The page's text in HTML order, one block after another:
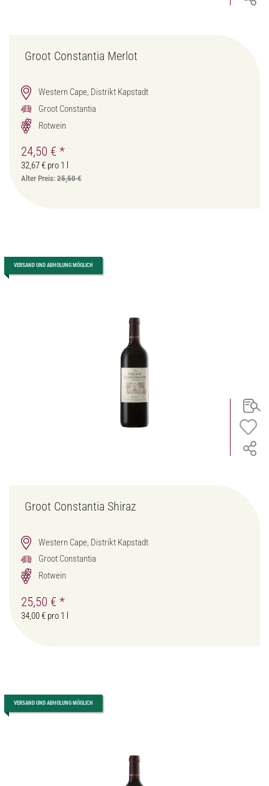
Groot Constantia Merlot
Western Cape, Distrikt Kapstadt
Groot Constantia
Rotwein
24,50 € *
32,67 € pro 1 l
Alter Preis: 25,50 €
VERSAND UND ABHOLUNG MÖGLICH
Groot Constantia Shiraz
Western Cape, Distrikt Kapstadt
Groot Constantia
Rotwein
25,50 € *
34,00 € pro 1 l
VERSAND UND ABHOLUNG MÖGLICH